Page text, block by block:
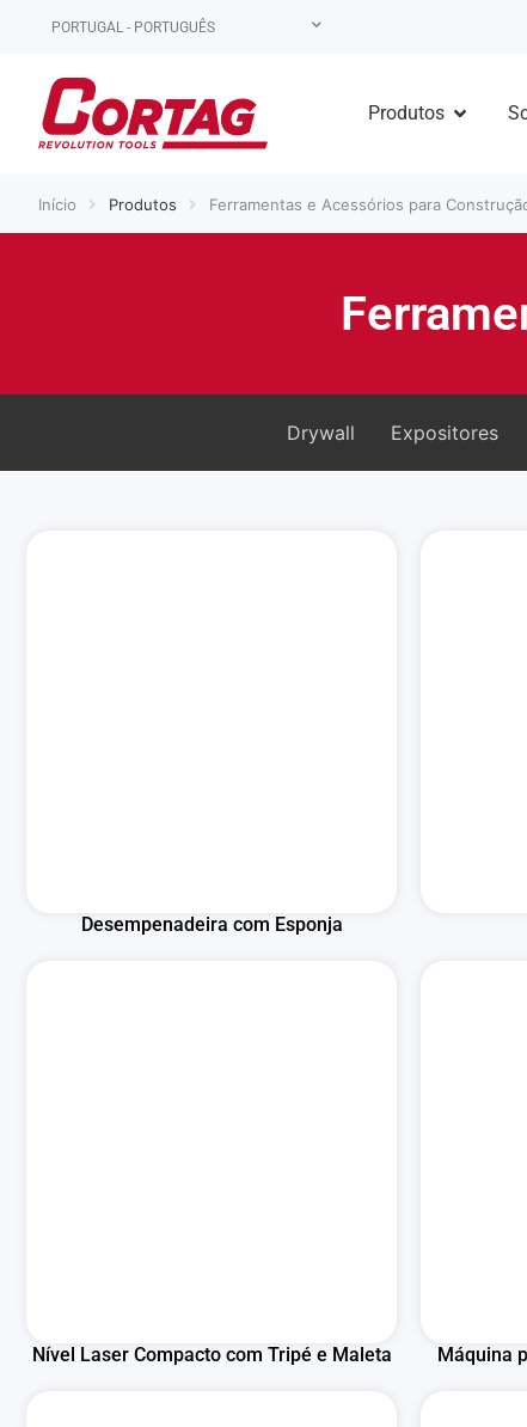
PORTUGAL - PORTUGUÊS
Produtos
Início Produtos Ferramentas e Acessórios para
Drywall Expositores
Desempenadeira com Esponja
Nível Laser Compacto com Tripé e Maleta Máquina